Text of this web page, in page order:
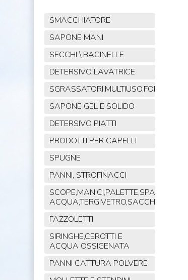
SMACCHIATORE
SAPONE MANI
SECCHI \ BACINELLE
DETERSIVO LAVATRICE
SAPONE GEL E SOLIDO
DETERSIVO PIATTI
PRODOTTI PER CAPELLI
SPUGNE
PANNI, STROFINACCI
ACQUA,TERGIVETRO,SACCHI,MOP
FAZZOLETTI
SIRINGHE,CEROTTI E
ACQUA OSSIGENATA
PANNI CATTURA POLVERE